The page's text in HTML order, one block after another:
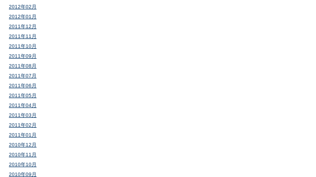
2012年02月
2012年01月
2011年12月
2011年11月
2011年10月
2011年09月
2011年08月
2011年07月
2011年06月
2011年05月
2011年04月
2011年03月
2011年02月
2011年01月
2010年12月
2010年11月
2010年10月
2010年09月